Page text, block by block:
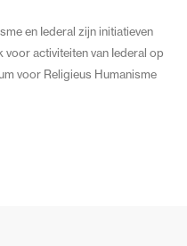
en Iederal zijn initiatieven
activiteiten van Iederal op
voor Religieus Humanisme